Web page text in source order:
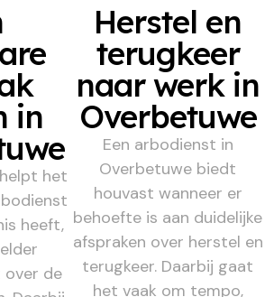
in
het
heeft,
de
Herstel en
terugkeer
naar werk in
Overbetuwe
Een arbodienst in
Overbetuwe biedt
houvast wanneer er
behoefte is aan duidelijke
afspraken over herstel en
terugkeer. Daarbij gaat
het vaak om tempo,